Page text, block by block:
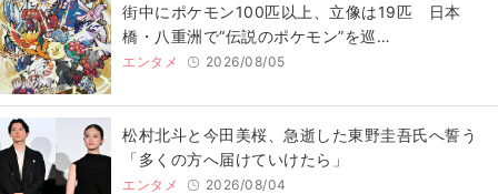
街中にポケモン100匹以上、立像は19匹 日本
橋・八重洲で“伝説のポケモン”を巡…
エンタメ 2026/08/05
松村北斗と今田美桜、急逝した東野圭吾氏へ誓う
「多くの方へ届けていけたら」
エンタメ 2026/08/04